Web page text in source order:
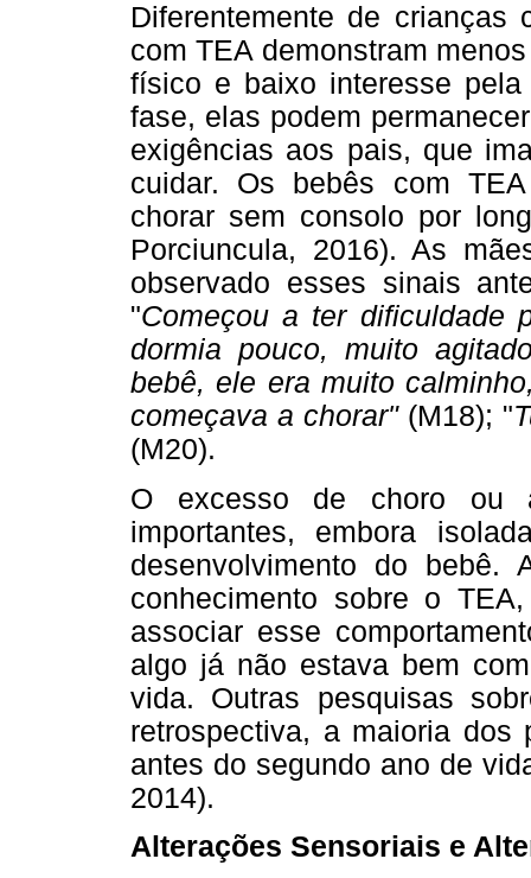
Diferentemente de crianças
com TEA demonstram
físico e baixo interesse
fase, elas podem
exigências aos pais, que
cuidar. Os bebês com
chorar sem consolo por
Porciuncula, 2016). As
observado esses sinais
"Começou a ter dificuldade
dormia pouco, muito
bebê, ele era muito
começava a chorar"(M18); "
(M20).
O excesso de choro ou
importantes, embora
desenvolvimento do bebê.
conhecimento sobre o
associar esse
algo já não estava bem
vida. Outras pesquisas
retrospectiva, a maioria dos
antes do segundo ano de
2014).
Alterações Sensoriais e